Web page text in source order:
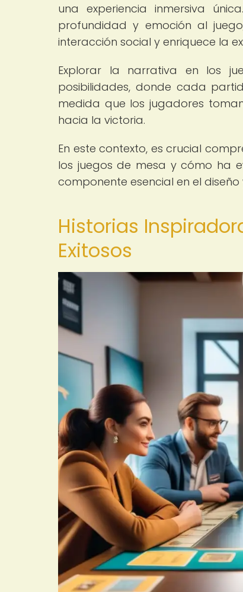
una experiencia inmersiva
profundidad y emoción al
interacción social y enriquece la
Explorar la narrativa en los
posibilidades, donde cada
medida que los jugadores
hacia la victoria.
En este contexto, es crucial
los juegos de mesa y cómo ha
componente esencial en el
Historias
Exitosos